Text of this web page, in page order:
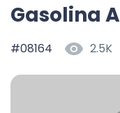
Gasolina
#08164 2.5K